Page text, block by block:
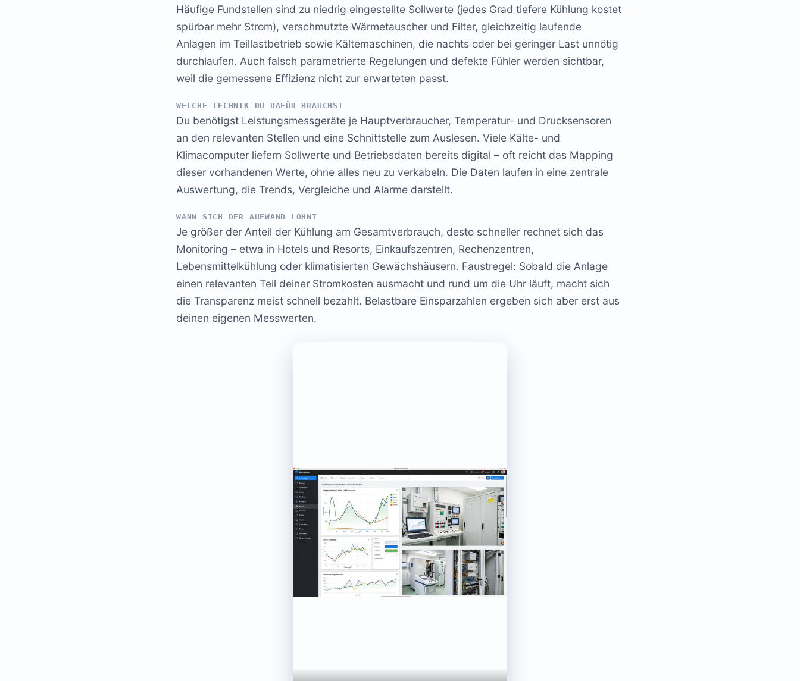
Häufige Fundstellen sind zu niedrig eingestellte Sollwerte (jedes Grad tiefere Kühlung kostet
spürbar mehr Strom), verschmutzte Wärmetauscher und Filter, gleichzeitig laufende
Anlagen im Teillastbetrieb sowie Kältemaschinen, die nachts oder bei geringer Last unnötig
durchlaufen. Auch falsch parametrierte Regelungen und defekte Fühler werden sichtbar,
weil die gemessene Effizienz nicht zur erwarteten passt.
WELCHE TECHNIK DU DAFÜR BRAUCHST
Du benötigst Leistungsmessgeräte je Hauptverbraucher, Temperatur- und Drucksensoren
an den relevanten Stellen und eine Schnittstelle zum Auslesen. Viele Kälte- und
Klimacomputer liefern Sollwerte und Betriebsdaten bereits digital – oft reicht das Mapping
dieser vorhandenen Werte, ohne alles neu zu verkabeln. Die Daten laufen in eine zentrale
Auswertung, die Trends, Vergleiche und Alarme darstellt.
WANN SICH DER AUFWAND LOHNT
Je größer der Anteil der Kühlung am Gesamtverbrauch, desto schneller rechnet sich das
Monitoring – etwa in Hotels und Resorts, Einkaufszentren, Rechenzentren,
Lebensmittelkühlung oder klimatisierten Gewächshäusern. Faustregel: Sobald die Anlage
einen relevanten Teil deiner Stromkosten ausmacht und rund um die Uhr läuft, macht sich
die Transparenz meist schnell bezahlt. Belastbare Einsparzahlen ergeben sich aber erst aus
deinen eigenen Messwerten.